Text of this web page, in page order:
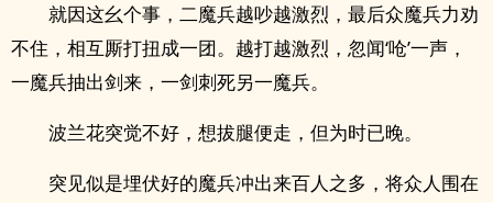
就因这幺个事，二魔兵越吵越激烈，最后众魔兵力劝
不住，相互厮打扭成一团。越打越激烈，忽闻‘呛’一声，
一魔兵抽出剑来，一剑刺死另一魔兵。
波兰花突觉不好，想拔腿便走，但为时已晚。
突见似是埋伏好的魔兵冲出来百人之多，将众人围在